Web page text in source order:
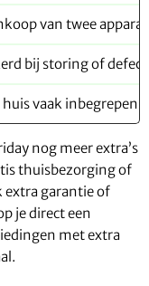
van twee
bij storing of defect
vaak inbegrepen
nog meer extra’s
thuisbezorging of
extra garantie of
je direct een
met extra